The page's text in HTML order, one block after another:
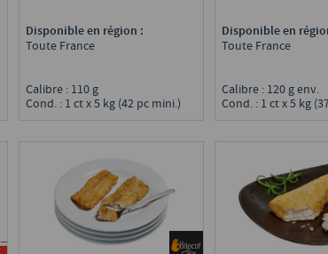
Disponible en région :
Toute France
Calibre : 110 g
Cond. : 1 ct x 5 kg (42 pc mini.)
Disponible en
Toute France
Calibre : 120 g env.
Cond. : 1 ct x 5 kg